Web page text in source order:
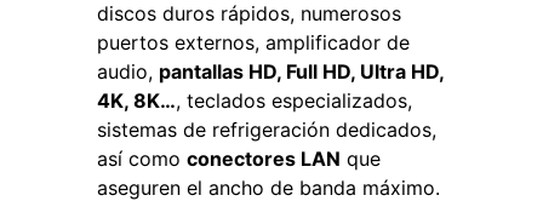
discos duros rápidos, numerosos
puertos externos, amplificador de
audio, pantallas HD, Full HD, Ultra HD,
4K, 8K…, teclados especializados,
sistemas de refrigeración dedicados,
así como conectores LAN que
aseguren el ancho de banda máximo.